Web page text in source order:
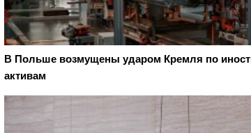
В Польше возмущены ударом Кремля по
активам